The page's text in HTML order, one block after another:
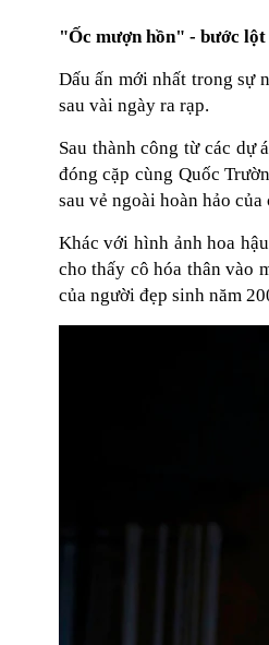
"Ốc mượn hồn" - bước
Dấu ấn mới nhất trong sự
sau vài ngày ra rạp.
Sau thành công từ các
đóng cặp cùng Quốc
sau vẻ ngoài hoàn hảo của
Khác với hình ảnh hoa
cho thấy cô hóa thân vào
của người đẹp sinh năm